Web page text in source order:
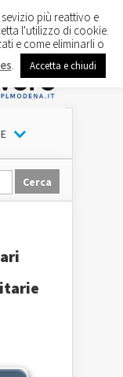
più reattivo e
l'utilizzo di cookie.
e come eliminarli o
Accetta e chiudi